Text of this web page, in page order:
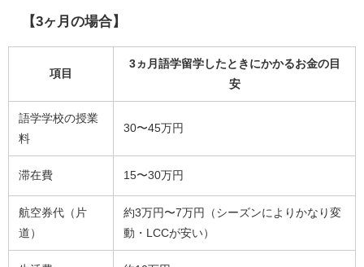
【3ヶ月の場合】
項目
3ヵ月語学留学したときにかかるお金の目
安
語学学校の授業
料
30〜45万円
滞在費 15〜30万円
航空券代（片
道）
約3万円〜7万円（シーズンによりかなり変
動・LCCが安い）